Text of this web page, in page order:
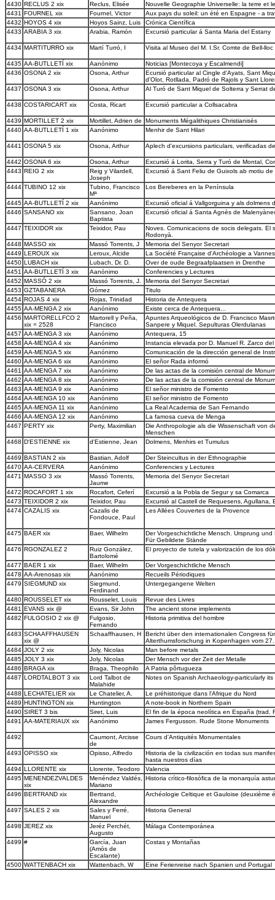
4430 RECLUS 2 xix Reclus, Elisée
Nouvelle Geographie Universelle: la terre et
4431 FOURNEL xix Fournel, Victor
Aux pays du soleil: un été en Espagne - a
4432 HOYOS 4 xix Hoyos Sainz, Luis
Crónica Científica
4433 ARABIA 3 xix Arabia, Ramón Excursió particular á Santa Maria del Estany
4434 MARTITURRO xix Martí Turró, I Visita al Museo del M. I.Sr. Comte de Bell-lloc
4435 AA-BUTLLETÍ xix Aanónimo
Noticias [Montecoya y Escalmendi]
4436 OSONA 2 xix Osona, Arthur
Ecursió particular al Cingle d'Ayats, Sant
d'Olot, Rotllada, Padró de Rajols y Sant
4437 OSONA 3 xix Osona, Arthur Al Turó de Sant Miquel de Solterra y Serrat
4438 COSTARICART xix Costa, Ricart Excursió particular a Collsacabra
4439 MORTILLET 2 xix Mortillet, Adrien de
Monuments Mégalithiques Christianisés
4440 AA-BUTLLETÍ 1 xix Aanónimo Menhir de Sant Hilari
4441 OSONA 5 xix Osona, Arthur Aplech d'excursions particulars, verificadas
4442 OSONA 6 xix Osona, Arthur
Excursió á Lorita, Serra y Turó de Montal,
4443 REIG 2 xix
Reig y Vilardell,
Joseph
Excursió á Sant Feliu de Guixols ab motiu
4444 TUBINO 12 xix
Tubino, Francisco
Mª
Los Bereberes en la Península
4445 AA-BUTLLETÍ 2 xix Aanónimo
Excursió oficial á Vallgorguina y als dolmens
4446 SANSANO xix
Sansano, Joan
Baptista
Excursió oficial á Santa Agnès de
4447 TEIXIDOR xix Teixidor, Pau
Noves. Comunicacions de socis delegats. El
Rodonyà.
4448 MASSO xix Massó Torrents, J
Memoria del Senyor Secretari
4449 LEROUX xix Leroux, Alcide
La Société Française d'Archéologie a Vannes
4450 LUBACH xix Lubach, Dr. D.
Over de oude Begraafplaatsen in Drenthe
4451 AA-BUTLLETÍ 3 xix Aanónimo
Conferencies y Lectures
4452 MASSÓ 2 xix Massó Torrents, J.
Memoria del Senyor Secretari
4453 GZTABANERA Gómez
Titulo
4454 ROJAS 4 xix Rojas, Trinidad
Historia de Antequera
4455 AA-MENGA 2 xix Aanónimo
Existe cerca de Antequera...
4456 MARTORELLFCO 2
xix = 2528
Martorell y Peña,
Francisco
Apuntes Arqueológicos de D. Francisco
Sanpere y Miquel. Sepulturas Olerdulanas
4457 AA-MENGA 3 xix Aanónimo
Antequera, 15
4458 AA-MENGA 4 xix Aanónimo
Instancia elevada por D. Manuel R. Zarco del
4459 AA-MENGA 5 xix Aanónimo
Comunicación de la dirección general de
4460 AA-MENGA 6 xix Aanónimo
El señor Rada informó
4461 AA-MENGA 7 xix Aanónimo
De las actas de la comisión central de
4462 AA-MENGA 8 xix Aanónimo
De las actas de la comisión central de
4463 AA-MENGA 9 xix Aanónimo
El señor ministro de Fomento
4464 AA-MENGA 10 xix Aanónimo
El señor ministro de Fomento
4465 AA-MENGA 11 xix Aanónimo
La Real Academia de San Fernando
4466 AA-MENGA 12 xix Aanónimo
La famosa cueva de Menga
4467 PERTY xix Perty, Maximilian
Die Anthropologie als die Wissenschaft von
Menschen
4468 D'ESTIENNE xix d'Estienne, Jean Dolmens, Menhirs et Tumulus
4469 BASTIAN 2 xix Bastian, Adolf
Der Steincultus in der Ethnographie
4470 AA-CERVERA Aanónimo
Conferencies y Lectures
4471 MASSO 3 xix
Massó Torrents,
Jaume
Memoria del Senyor Secretari
4472 ROCAFORT 1 xix Rocafort, Ceferí
Excursió a la Pobla de Segur y sa Comarca
4473 TEIXIDOR 2 xix Teixidor, Pau
Excursió al Castell de Requesens, Agullana,
4474 CAZALIS xix
Cazalis de
Fondouce, Paul
Les Allées Couvertes de la Provence
4475 BAER xix Baer, Wilhelm
Der Vorgeschichtliche Mensch. Ursprung
Für Gebildete Stände
4476 RGONZALEZ 2
Ruiz González,
Bartolomé
El proyecto de tutela y valorización de los
4477 BAER 1 xix Baer, Wilhelm
Der Vorgeschichtliche Mensch
4478 AA-Arenosas xix Aanónimo
Recueils Périodiques
4479 SIEGMUND xix
Siegmund,
Ferdinand
Untergegangene Welten
4480 ROUSSELET xix Rousselet, Louis
Revue des Livres
4481 EVANS xix @ Evans, Sir John
The ancient stone implements
4482 FULGOSIO 2 xix @
Fulgosio,
Fernando
Historia primitiva del hombre
4483 SCHAAFFHAUSEN
xix @
Schaaffhausen, H
Bericht über den internationalen Congress
Alterthumsforschung in Kopenhagen vom
4484 JOLY 2 xix Joly, Nicolas
Man before metals
4485 JOLY 3 xix Joly, Nicolas
Der Mensch vor der Zeit der Metalle
4486 BRAGA xix Braga, Theophilo
A Patria pôrtugueza
4487 LORDTALBOT 3 xix
Lord Talbot de
Malahide
Notes on Spanish Archaeology-particularly its
4488 LECHATELIER xix Le Chatelier, A.
Le préhistorique dans l'Afrique du Nord
4489 HUNTINGTON xix Huntington
A note-book in Northern Spain
4490 SIRET 3 bis Siret, Luis
El fin de la época neolítica en España (trad.
4491 AA-MATERIAUX xix Aanónimo James Fergusson. Rude Stone Monuments
4492
Caumont, Arcisse
de
Cours d'Antiquités Monumentales
4493 OPISSO xix Opisso, Alfredo
Historia de la civilización en todas sus
hasta nuestros días
4494 LLORENTE xix Llorente, Teodoro
Valencia
4495 MENENDEZVALDES
xix
Menéndez Valdés,
Mariano
Historia crítico-filosófica de la monarquía
4496 BERTRAND xix
Bertrand,
Alexandre
Archéologie Celtique et Gauloise (deuxième
4497 SALES 2 xix
Sales y Ferré,
Manuel
Historia General
4498 JEREZ xix
Jeréz Perchét,
Augusto
Málaga Contemporánea
4499 #
García, Juan
(Amós de
Escalante)
Costas y Montañas
4500 WATTENBACH xix Wattenbach, W Eine Ferienreise nach Spanien und Portugal